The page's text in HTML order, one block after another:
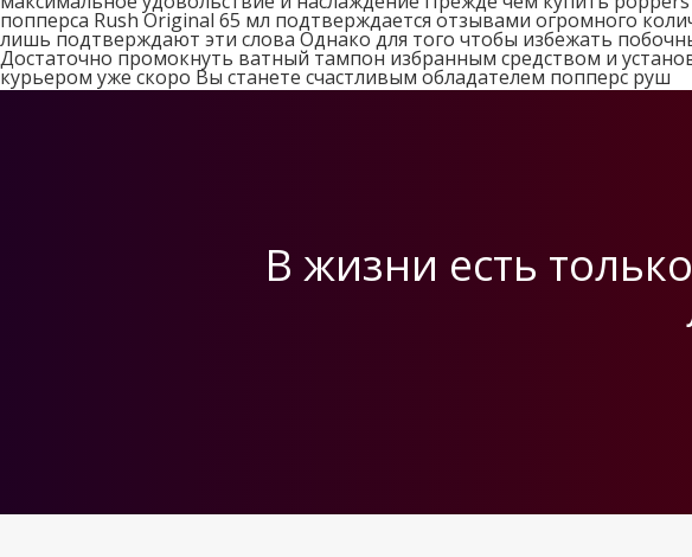
попперса Rush Original 65 мл подтверждается отзывами огромного
лишь подтверждают эти слова Однако для того чтобы избежать
Достаточно промокнуть ватный тампон избранным средством и
курьером уже скоро Вы станете счастливым обладателем попперс руш
В жизни есть